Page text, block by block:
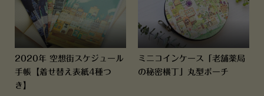
2020年 空想街スケジュール
手帳【着せ替え表紙4種つ
き】
ミニコインケース「老舗薬局
の秘密横丁」丸型ポーチ